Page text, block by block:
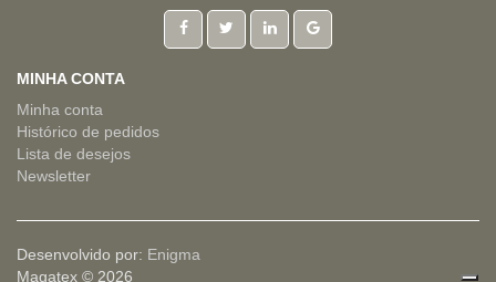
MINHA CONTA
Minha conta
Histórico de pedidos
Lista de desejos
Newsletter
Desenvolvido por: Enigma
Magatex © 2026